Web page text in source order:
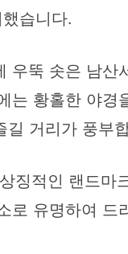
습니다.
우뚝 솟은 남산
는 황홀한 야
길 거리가 풍부
징적인 랜드마
로 유명하여